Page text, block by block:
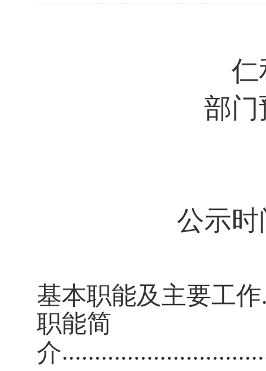
仁
部门
公示时
基本职能及主要工作
职能简
介